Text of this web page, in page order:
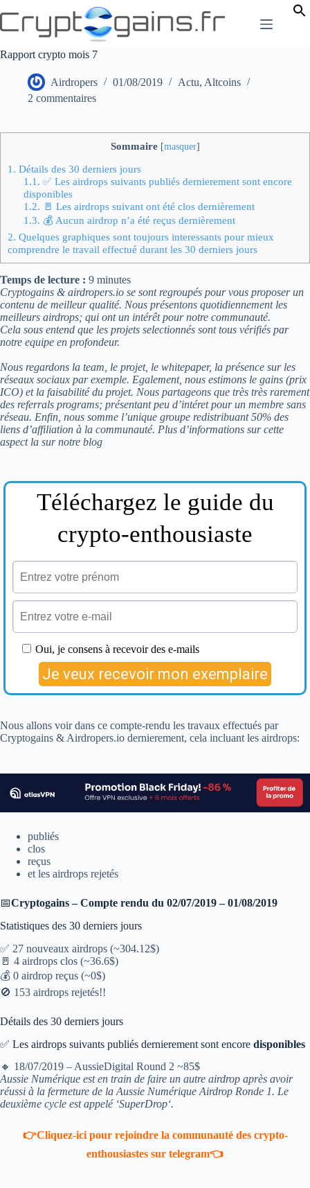
au
contenu
Rapport crypto mois 7
Airdropers 01/08/2019 Actu, Altcoins
2 commentaires
Sommaire [masquer]
1. Détails des 30 derniers jours
1.1. ✅ Les airdrops suivants publiés dernierement sont encore
disponibles
1.2. 🚪 Les airdrops suivant ont été clos dernièrement
1.3. 💰 Aucun airdrop n’a été reçus dernièrement
2. Quelques graphiques sont toujours interessants pour mieux
comprendre le travail effectué durant les 30 derniers jours
Temps de lecture : 9 minutes
Cryptogains & airdropers.io se sont regroupés pour vous proposer un
contenu de meilleur qualité. Nous présentons quotidiennement les
meilleurs airdrops; qui ont un intérêt pour notre communauté.
Cela sous entend que les projets selectionnés sont tous vérifiés par
notre equipe en profondeur.
Nous regardons la team, le projet, le whitepaper, la présence sur les
réseaux sociaux par exemple. Egalement, nous estimons le gains (prix
ICO) et la faisabilité du projet. Nous partageons que très très rarement
des referrals programs; présentant peu d’intéret pour un membre sans
réseau. Enfin, nous somme l’unique groupe redistribuant 50% des
liens d’affiliation à la communauté. Plus d’informations sur cette
aspect la sur notre blog
Nous allons voir dans ce compte-rendu les travaux effectués par
Cryptogains & Airdropers.io dernierement, cela incluant les airdrops:
publiés
clos
reçus
et les airdrops rejetés
📅Cryptogains – Compte rendu du 02/07/2019 – 01/08/2019
Statistiques des 30 derniers jours
✅ 27 nouveaux airdrops (~304.12$)
🚪 4 airdrops clos (~36.6$)
💰 0 airdrop reçus (~0$)
🚫 153 airdrops rejetés!!
Détails des 30 derniers jours
✅ Les airdrops suivants publiés dernierement sont encore disponibles
🔸 18/07/2019 – AussieDigital Round 2 ~85$
Aussie Numérique est en train de faire un autre airdrop après avoir
réussi à la fermeture de la Aussie Numérique Airdrop Ronde 1. Le
deuxième cycle est appelé ‘SuperDrop‘.
👉Cliquez-ici pour rejoindre la communauté des crypto-
enthousiastes sur telegram👈